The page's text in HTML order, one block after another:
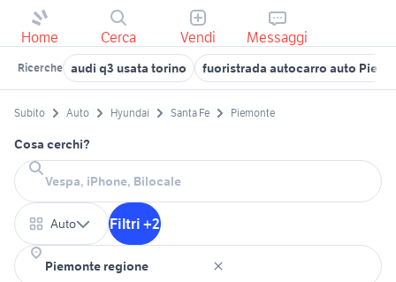
Home Cerca Vendi Messaggi
Ricerche audi q3 usata torino fuoristrada autocarro auto
Subito Auto Hyundai Santa Fe Piemonte
Cosa cerchi?
Auto Filtri +2